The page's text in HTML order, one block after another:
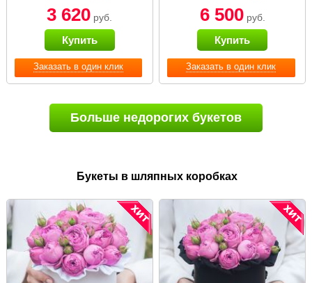
Заказать в один клик
3 620 руб.
Купить
Заказать в один клик
6 500руб.
Купить
Больше недорогих букетов
Букеты в шляпных коробках